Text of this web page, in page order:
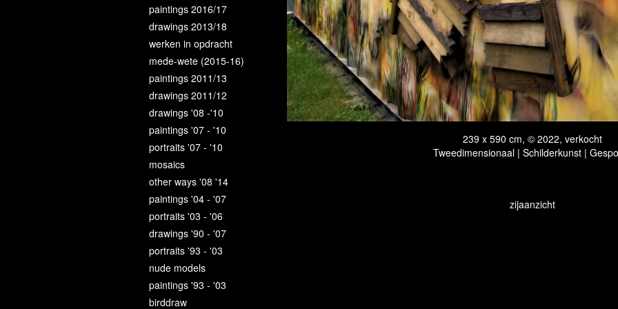
239 x 590 cm, © 2022, verkocht
Tweedimensionaal | Schilderkunst |
zijaanzicht
paintings 2016/17
drawings 2013/18
werken in opdracht
mede-wete (2015-16)
paintings 2011/13
drawings 2011/12
drawings '08 -'10
paintings '07 - '10
portraits '07 - '10
mosaics
other ways '08 '14
paintings '04 - '07
portraits '03 - '06
drawings '90 - '07
portraits '93 - '03
nude models
paintings '93 - '03
birddraw